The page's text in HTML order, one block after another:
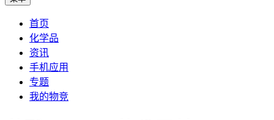
首页
化学品
资讯
手机应用
专题
我的物竞